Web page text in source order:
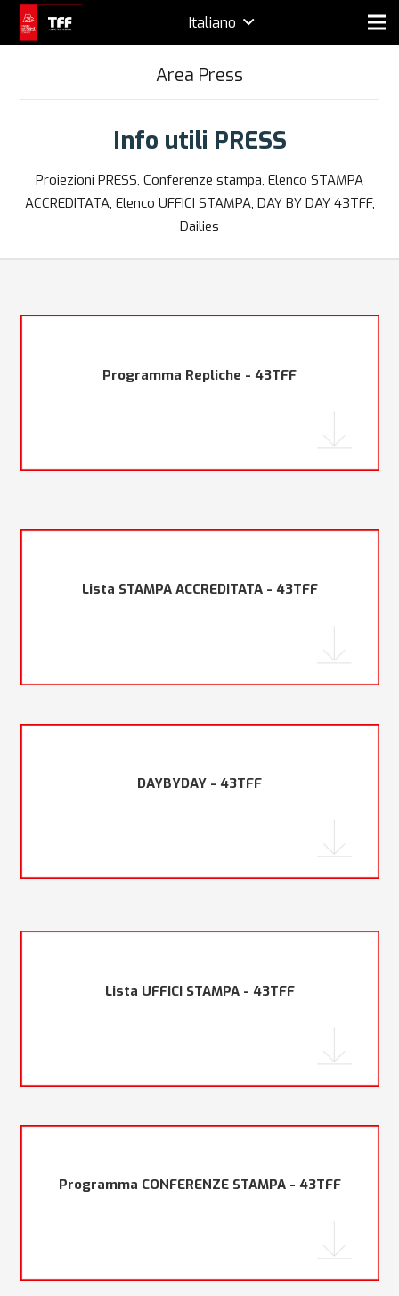
Italiano
Area Press
Info utili PRESS
Proiezioni PRESS, Conferenze stampa, Elenco STAMPA
ACCREDITATA, Elenco UFFICI STAMPA, DAY BY DAY 43TFF,
Dailies
Programma Repliche - 43TFF
Lista STAMPA ACCREDITATA - 43TFF
DAYBYDAY - 43TFF
Lista UFFICI STAMPA - 43TFF
Programma CONFERENZE STAMPA - 43TFF